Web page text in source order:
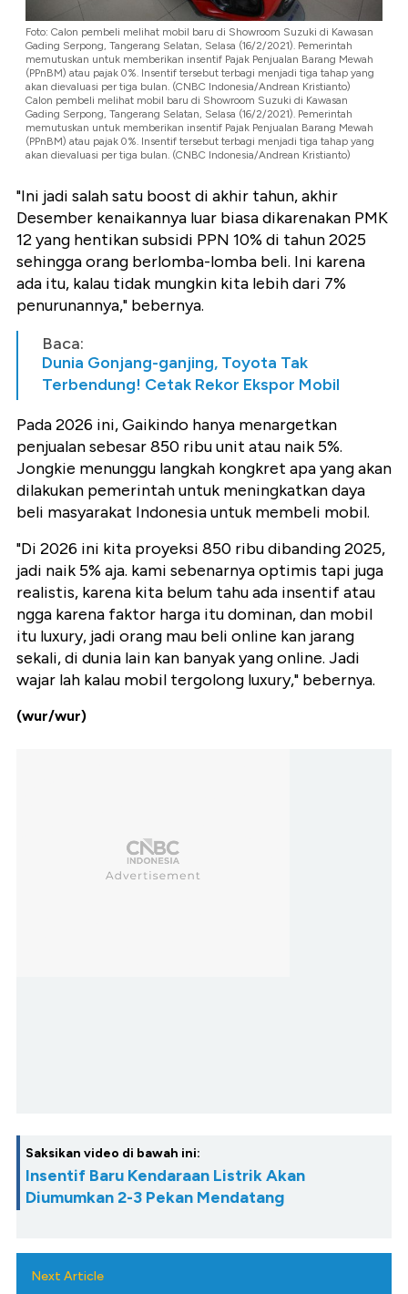
Foto: Calon pembeli melihat mobil baru di Showroom Suzuki di Kawasan
Gading Serpong, Tangerang Selatan, Selasa (16/2/2021). Pemerintah
memutuskan untuk memberikan insentif Pajak Penjualan Barang Mewah
(PPnBM) atau pajak 0%. Insentif tersebut terbagi menjadi tiga tahap yang
akan dievaluasi per tiga bulan. (CNBC Indonesia/Andrean Kristianto)
Calon pembeli melihat mobil baru di Showroom Suzuki di Kawasan
Gading Serpong, Tangerang Selatan, Selasa (16/2/2021). Pemerintah
memutuskan untuk memberikan insentif Pajak Penjualan Barang Mewah
(PPnBM) atau pajak 0%. Insentif tersebut terbagi menjadi tiga tahap yang
akan dievaluasi per tiga bulan. (CNBC Indonesia/Andrean Kristianto)
"Ini jadi salah satu boost di akhir tahun, akhir
Desember kenaikannya luar biasa dikarenakan PMK
12 yang hentikan subsidi PPN 10% di tahun 2025
sehingga orang berlomba-lomba beli. Ini karena
ada itu, kalau tidak mungkin kita lebih dari 7%
penurunannya," bebernya.
Baca:
Dunia Gonjang-ganjing, Toyota Tak
Terbendung! Cetak Rekor Ekspor Mobil
Pada 2026 ini, Gaikindo hanya menargetkan
penjualan sebesar 850 ribu unit atau naik 5%.
Jongkie menunggu langkah kongkret apa yang akan
dilakukan pemerintah untuk meningkatkan daya
beli masyarakat Indonesia untuk membeli mobil.
"Di 2026 ini kita proyeksi 850 ribu dibanding 2025,
jadi naik 5% aja. kami sebenarnya optimis tapi juga
realistis, karena kita belum tahu ada insentif atau
ngga karena faktor harga itu dominan, dan mobil
itu luxury, jadi orang mau beli online kan jarang
sekali, di dunia lain kan banyak yang online. Jadi
wajar lah kalau mobil tergolong luxury," bebernya.
(wur/wur)
Saksikan video di bawah ini:
Insentif Baru Kendaraan Listrik Akan
Diumumkan 2-3 Pekan Mendatang
Next Article